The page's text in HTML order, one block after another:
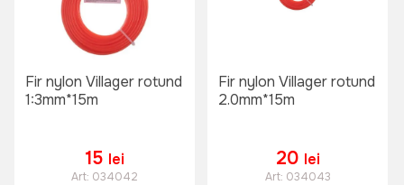
Fir nylon Villager rotund
1:3mm*15m
15 lei
Art: 034042
Fir nylon Villager rotund
2.0mm*15m
20 lei
Art: 034043